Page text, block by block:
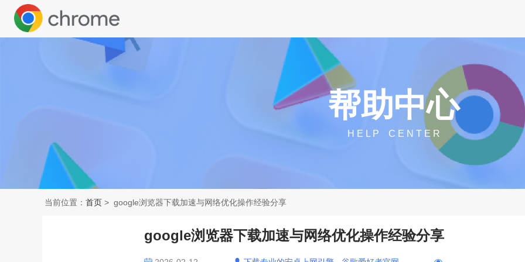
帮助中心
H E L P C E N T E R
当前位置： 首页 > google浏览器下载加速与网络优化操作经验分享
google浏览器下载加速与网络优化操作经验分享